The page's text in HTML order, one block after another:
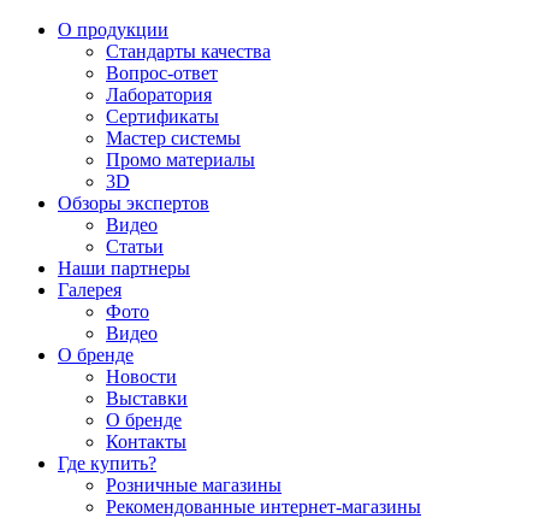
О продукции
Стандарты качества
Вопрос-ответ
Лаборатория
Сертификаты
Мастер системы
Промо материалы
3D
Обзоры экспертов
Видео
Статьи
Наши партнеры
Галерея
Фото
Видео
О бренде
Новости
Выставки
О бренде
Контакты
Где купить?
Розничные магазины
Рекомендованные интернет-магазины